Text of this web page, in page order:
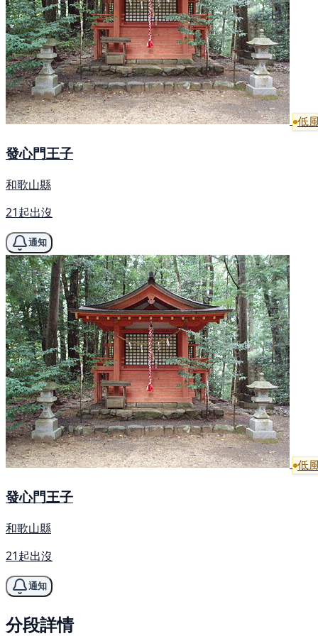
低
發心門王子
和歌山縣
21起出沒
通知
低
發心門王子
和歌山縣
21起出沒
通知
分段詳情